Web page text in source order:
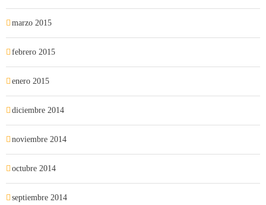
marzo 2015
febrero 2015
enero 2015
diciembre 2014
noviembre 2014
octubre 2014
septiembre 2014